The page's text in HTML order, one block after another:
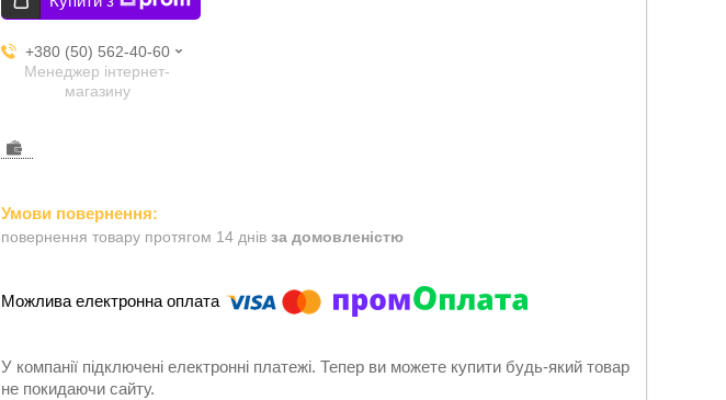
+380 (50) 562-40-60
Менеджер інтернет-
магазину
повернення товару протягом 14 днів за домовленістю
У компанії підключені електронні платежі. Тепер ви можете купити будь-який товар
не покидаючи сайту.